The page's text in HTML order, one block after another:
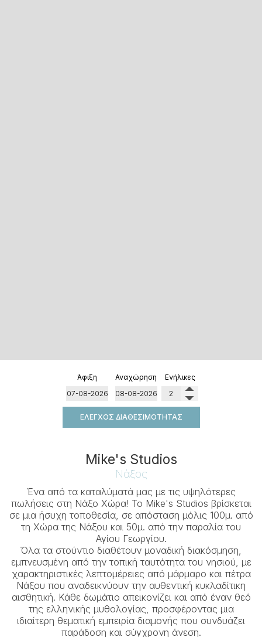
Άφιξη Αναχώρηση Ενήλικες
ΈΛΕΓΧΟΣ ΔΙΑΘΕΣΙΜΌΤΗΤΑΣ
Mike's Studios
Νάξος
Ένα από τα καταλύματά μας με τις υψηλότερες
πωλήσεις στη Νάξο Χώρα! Το Mike's Studios βρίσκεται
σε μια ήσυχη τοποθεσία, σε απόσταση μόλις 100μ. από
τη Χώρα της Νάξου και 50μ. από την παραλία του
Αγίου Γεωργίου.
Όλα τα στούντιο διαθέτουν μοναδική διακόσμηση,
εμπνευσμένη από την τοπική ταυτότητα του νησιού, με
χαρακτηριστικές λεπτομέρειες από μάρμαρο και πέτρα
Νάξου που αναδεικνύουν την αυθεντική κυκλαδίτικη
αισθητική. Κάθε δωμάτιο απεικονίζει και από έναν θεό
της ελληνικής μυθολογίας, προσφέροντας μια
ιδιαίτερη θεματική εμπειρία διαμονής που συνδυάζει
παράδοση και σύγχρονη άνεση.